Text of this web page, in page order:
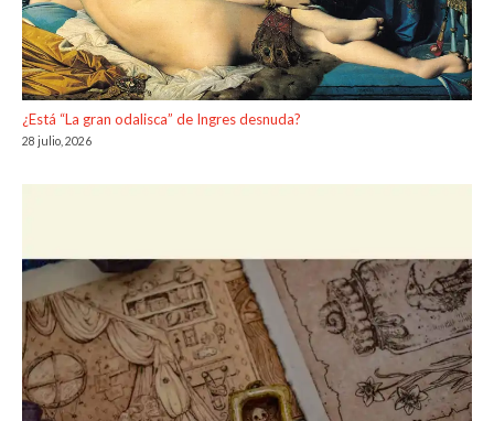
¿Está “La gran odalisca” de Ingres desnuda?
28 julio, 2026